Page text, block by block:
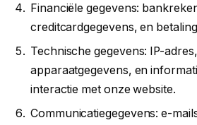
Financiële gegevens:
creditcardgegevens, en
Technische gegevens: IP-
apparaatgegevens, en
interactie met onze website.
Communicatiegegevens: e-